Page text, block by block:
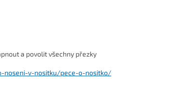
a povolit všechny přezky
v-nositku/pece-o-nositko/